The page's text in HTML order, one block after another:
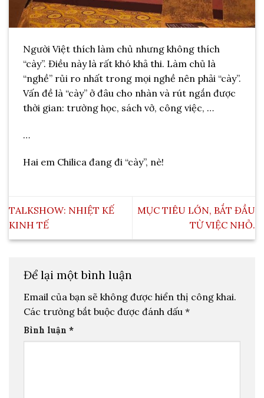
Người Việt thích làm chủ nhưng không thích
“cày”. Điều này là rất khó khả thi. Làm chủ là
“nghề” rủi ro nhất trong mọi nghề nên phải “cày”.
Vấn đề là “cày” ở đâu cho nhàn và rút ngắn được
thời gian: trường học, sách vở, công việc, …
…
Hai em Chilica đang đi “cày”, nè!
TALKSHOW: NHIỆT KẾ
KINH TẾ
MỤC TIÊU LỚN, BẮT ĐẦU
TỪ VIỆC NHỎ.
Để lại một bình luận
Email của bạn sẽ không được hiển thị công khai.
Các trường bắt buộc được đánh dấu *
Bình luận *